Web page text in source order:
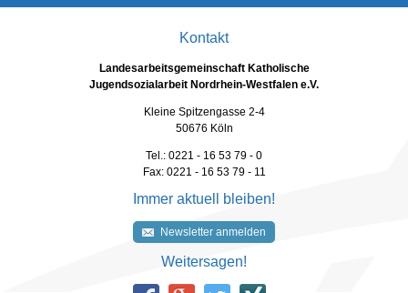
Kontakt
Landesarbeitsgemeinschaft Katholische
Jugendsozialarbeit Nordrhein-Westfalen e.V.
Kleine Spitzengasse 2-4
50676 Köln
Tel.: 0221 - 16 53 79 - 0
Fax: 0221 - 16 53 79 - 11
Immer aktuell bleiben!
Newsletter anmelden
Weitersagen!